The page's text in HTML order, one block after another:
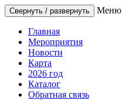
Свернуть / развернуть Меню
Главная
Мероприятия
Новости
Карта
2026 год
Каталог
Обратная связь